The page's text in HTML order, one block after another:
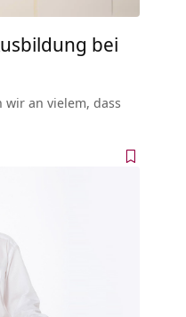
bei
wir an vielem, dass